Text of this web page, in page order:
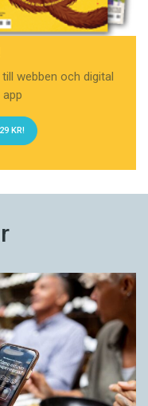
webben och digital
KR!